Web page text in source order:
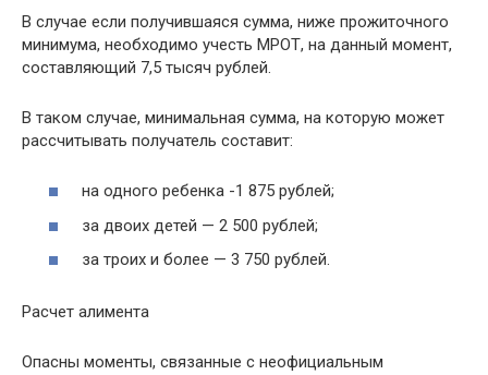
В случае если получившаяся сумма, ниже прожиточного
минимума, необходимо учесть МРОТ, на данный момент,
составляющий 7,5 тысяч рублей.
В таком случае, минимальная сумма, на которую может
рассчитывать получатель составит:
на одного ребенка -1 875 рублей;
за двоих детей — 2 500 рублей;
за троих и более — 3 750 рублей.
Расчет алимента
Опасны моменты, связанные с неофициальным